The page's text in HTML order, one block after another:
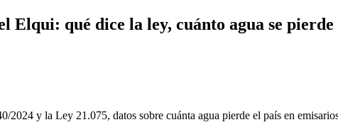
Elqui: qué dice la ley, cuánto agua se
y la Ley 21.075, datos sobre cuánta agua pierde el país en